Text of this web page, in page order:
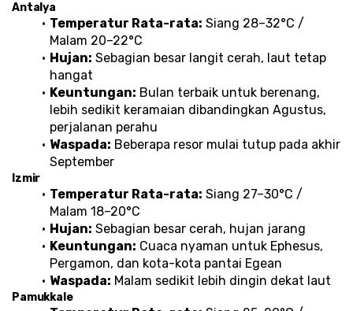
Antalya
Temperatur Rata-rata: Siang 28–32°C /
Malam 20–22°C
Hujan: Sebagian besar langit cerah, laut tetap
hangat
Keuntungan: Bulan terbaik untuk berenang,
lebih sedikit keramaian dibandingkan Agustus,
perjalanan perahu
Waspada: Beberapa resor mulai tutup pada akhir
September
Izmir
Temperatur Rata-rata: Siang 27–30°C /
Malam 18–20°C
Hujan: Sebagian besar cerah, hujan jarang
Keuntungan: Cuaca nyaman untuk Ephesus,
Pergamon, dan kota-kota pantai Egean
Waspada: Malam sedikit lebih dingin dekat laut
Pamukkale